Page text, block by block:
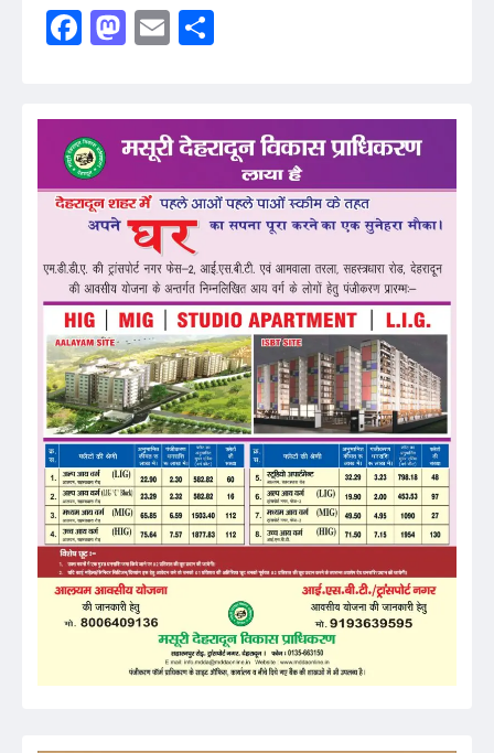
Facebook
Mastodon
Email